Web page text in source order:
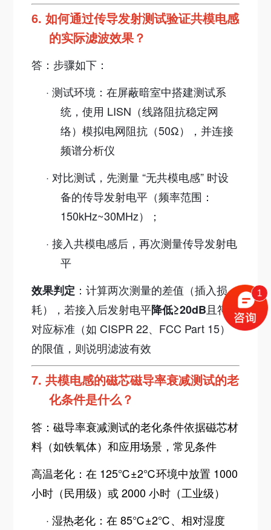
6.如何通过传导发射测试验证共模电感
的实际滤波效果？
答：步骤如下：
·测试环境：在屏蔽暗室中搭建测试系
统，使用 LISN（线路阻抗稳定网
络）模拟电网阻抗（50Ω），并连接
频谱分析仪
· 对比测试， 先测量 “无共模电感” 时设
备的传导发射电平（频率范围：
150kHz~30MHz）；
·接入共模电感后，再次测量传导发射电
平
效果判定 ：计算两次测量的差值（插入损
耗），若接入后发射电平降低≥20dB且符合
对应标准（如 CISPR 22、FCC Part 15）
的限值，则说明滤波有效
7.共模电感的磁芯磁导率衰减测试的老
化条件是什么？
答：磁导率衰减测试的老化条件依据磁芯材
料（如铁氧体）和应用场景，常见条件
高温老化：在 125℃±2℃环境中放置 1000
小时（民用级）或 2000 小时（工业级）
·湿热老化：在 85℃±2℃、相对湿度
1